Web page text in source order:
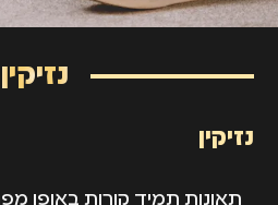
נזיקין
נזיקין
תאונות תמיד קורות באופן